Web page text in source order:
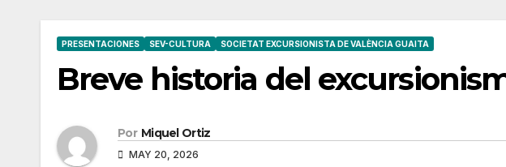
PRESENTACIONES SEV-CULTURA SOCIETAT EXCURSIONISTA DE VALÈNCIA GUAITA
Breve historia del
Por Miquel Ortiz
MAY 20, 2026